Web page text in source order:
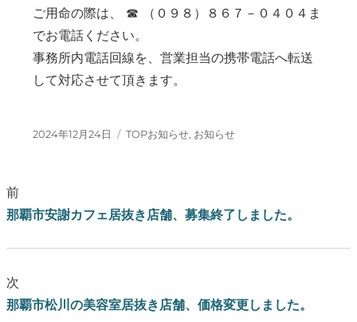
ご用命の際は、 ☎ （０９８）８６７－０４０４ま
でお電話ください。
事務所内電話回線を、営業担当の携帯電話へ転送
して対応させて頂きます。
投稿日:
2024年12月24日 カテゴリー
TOPお知らせ, お知らせ
前
那覇市安謝カフェ居抜き店舗、募集終了しました。
次
那覇市松川の美容室居抜き店舗、価格変更しました。